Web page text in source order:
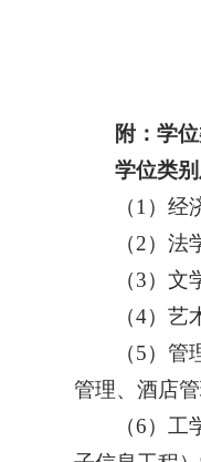
附：学
学位类
（1）
（2）
（3）
（4）
（5）
管理、酒店
（6）